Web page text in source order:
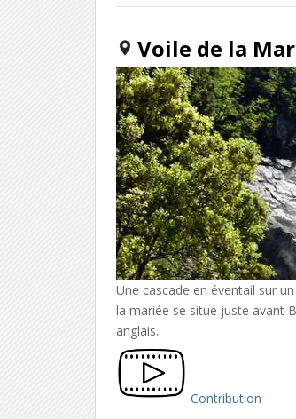
Voile de la
Une cascade en éventail sur
la mariée se situe juste avant
anglais.
Contribution